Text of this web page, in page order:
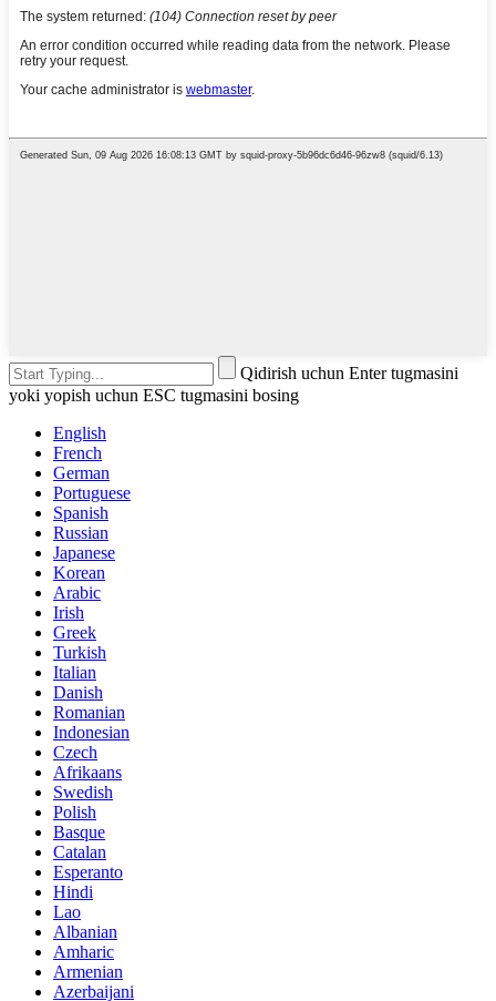
Qidirish uchun Enter tugmasini
yoki yopish uchun ESC tugmasini bosing
English
French
German
Portuguese
Spanish
Russian
Japanese
Korean
Arabic
Irish
Greek
Turkish
Italian
Danish
Romanian
Indonesian
Czech
Afrikaans
Swedish
Polish
Basque
Catalan
Esperanto
Hindi
Lao
Albanian
Amharic
Armenian
Azerbaijani